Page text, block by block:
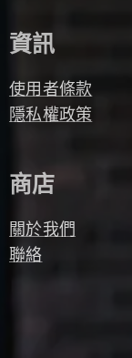
資訊
使用者條款
隱私權政策
商店
關於我們
聯絡